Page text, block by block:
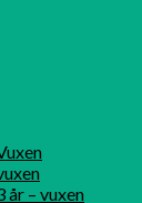
år – vuxen